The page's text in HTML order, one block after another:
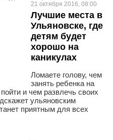
21 октября 2016, 08:00
Лучшие места в
Ульяновске, где
детям будет
хорошо на
каникулах
Ломаете голову, чем
занять ребенка на
и чем развлечь своих
ульяновским
приятным для всех